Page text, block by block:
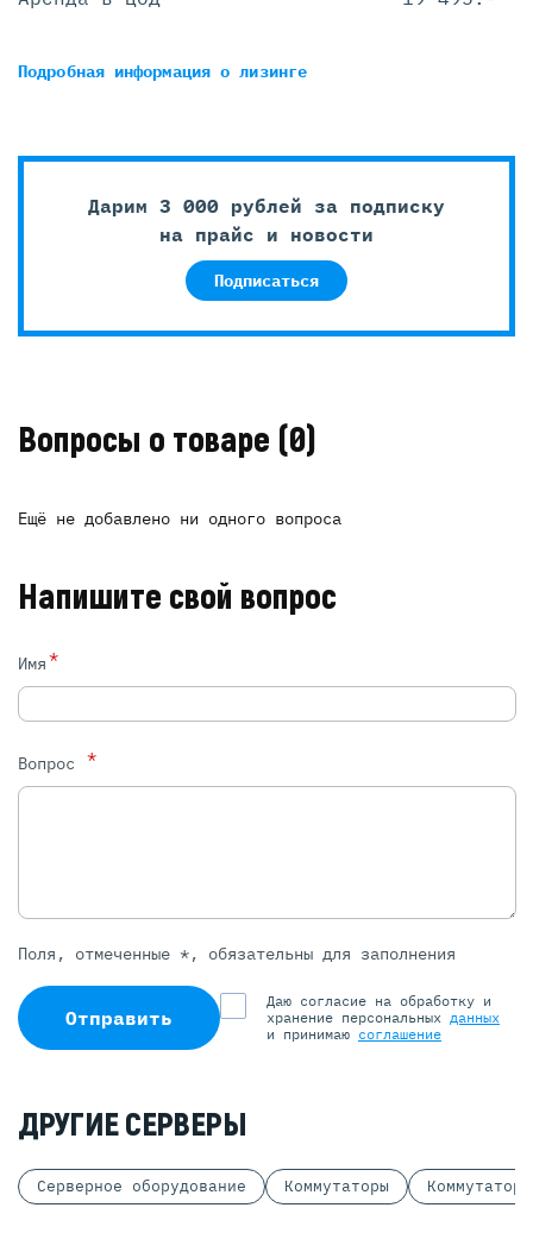
Подробная информацияо лизинге
Дарим 3 000 рублей за подписку
на прайс и новости
Подписаться
Вопросы о товаре (0)
Ещё не добавлено ни одного вопроса
Напишите свой вопрос
Имя*
Вопрос *
Поля, отмеченные *, обязательны для заполнения
Отправить
Даю согласие на обработку и
хранение персональных данных
и принимаю соглашение
ДРУГИЕ СЕРВЕРЫ
Серверное оборудование Коммутаторы